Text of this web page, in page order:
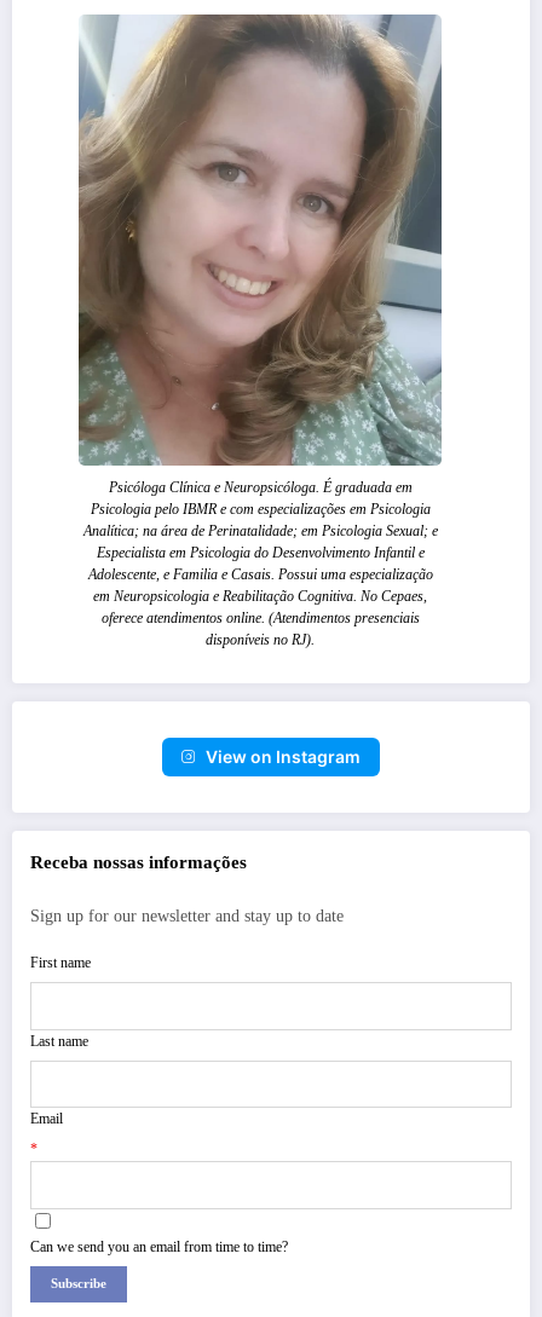
Psicóloga Clínica e Neuropsicóloga. É graduada em
Psicologia pelo IBMR e com especializações em Psicologia
Analítica; na área de Perinatalidade; em Psicologia Sexual; e
Especialista em Psicologia do Desenvolvimento Infantil e
Adolescente, e Familia e Casais. Possui uma especialização
em Neuropsicologia e Reabilitação Cognitiva. No Cepaes,
oferece atendimentos online. (Atendimentos presenciais
disponíveis no RJ).
View on Instagram
Receba nossas informações
Sign up for our newsletter and stay up to date
First name
Last name
Email
*
Can we send you an email from time to time?
Subscribe